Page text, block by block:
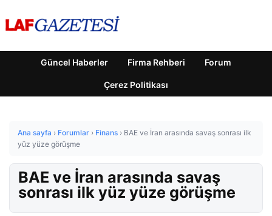
Güncel Haberler Firma Rehberi Forum
Çerez Politikası
Ana sayfa › Forumlar › Finans › BAE ve İran arasında savaş sonrası ilk
yüz yüze görüşme
BAE ve İran arasında savaş
sonrası ilk yüz yüze görüşme